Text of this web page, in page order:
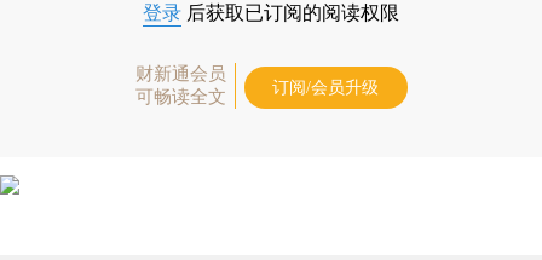
登录 后获取已订阅的阅读权限
财新通会员
可畅读全文
订阅/会员升级